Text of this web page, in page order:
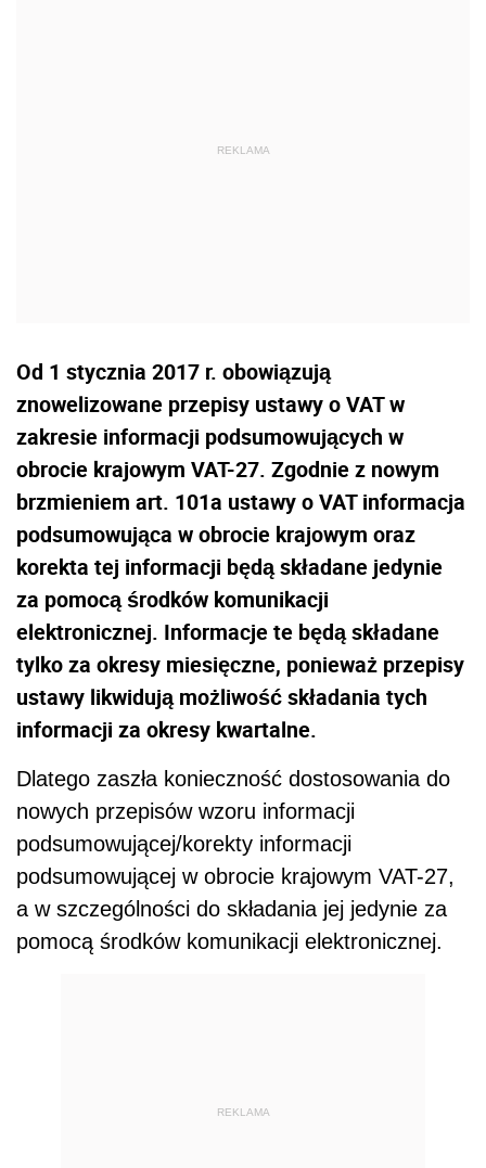
Od 1 stycznia 2017 r. obowiązują
znowelizowane przepisy ustawy o VAT w
zakresie informacji podsumowujących w
obrocie krajowym VAT-27. Zgodnie z nowym
brzmieniem art. 101a ustawy o VAT informacja
podsumowująca w obrocie krajowym oraz
korekta tej informacji będą składane jedynie
za pomocą środków komunikacji
elektronicznej. Informacje te będą składane
tylko za okresy miesięczne, ponieważ przepisy
ustawy likwidują możliwość składania tych
informacji za okresy kwartalne.
Dlatego zaszła konieczność dostosowania do
nowych przepisów wzoru informacji
podsumowującej/korekty informacji
podsumowującej w obrocie krajowym VAT-27,
a w szczególności do składania jej jedynie za
pomocą środków komunikacji elektronicznej.
REKLAMA